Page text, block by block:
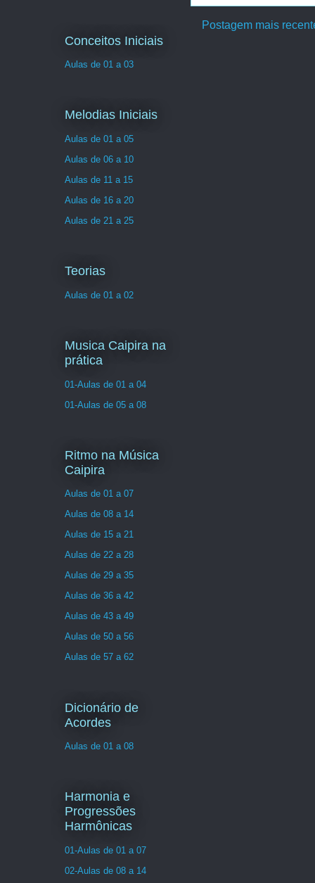
Postagem mais
Conceitos Iniciais
Aulas de 01 a 03
Melodias Iniciais
Aulas de 01 a 05
Aulas de 06 a 10
Aulas de 11 a 15
Aulas de 16 a 20
Aulas de 21 a 25
Teorias
Aulas de 01 a 02
Musica Caipira na
prática
01-Aulas de 01 a 04
01-Aulas de 05 a 08
Ritmo na Música
Caipira
Aulas de 01 a 07
Aulas de 08 a 14
Aulas de 15 a 21
Aulas de 22 a 28
Aulas de 29 a 35
Aulas de 36 a 42
Aulas de 43 a 49
Aulas de 50 a 56
Aulas de 57 a 62
Dicionário de
Acordes
Aulas de 01 a 08
Harmonia e
Progressões
Harmônicas
01-Aulas de 01 a 07
02-Aulas de 08 a 14